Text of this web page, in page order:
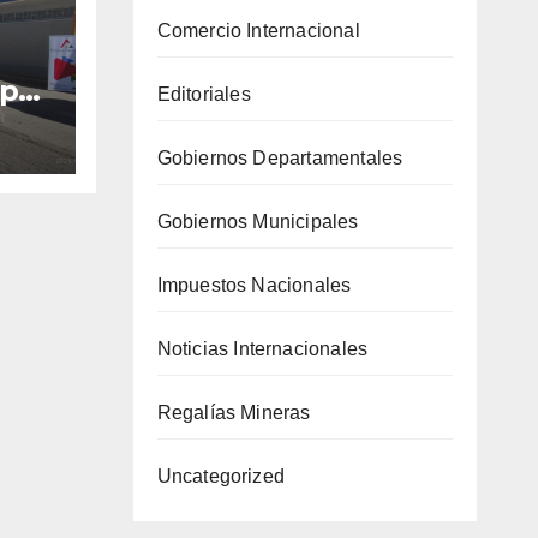
Comercio Internacional
Editoriales
Gobiernos Departamentales
Gobiernos Municipales
Impuestos Nacionales
Noticias Internacionales
Regalías Mineras
Uncategorized